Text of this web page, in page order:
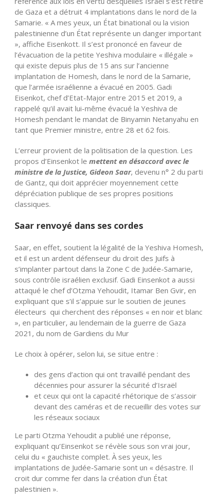
de Gaza et a détruit 4 implantations dans le nord de la
Samarie. « A mes yeux, un État binational ou la vision
palestinienne d’un État représente un danger important
», affiche Eisenkott. Il s’est prononcé en faveur de
l’évacuation de la petite Yeshiva modulaire « illégale »
qui existe depuis plus de 15 ans sur l’ancienne
implantation de Homesh, dans le nord de la Samarie,
que l’armée israélienne a évacué en 2005. Gadi
Eisenkot, chef d’Etat-Major entre 2015 et 2019, a
rappelé qu’il avait lui-même évacué la Yeshiva de
Homesh pendant le mandat de Binyamin Netanyahu en
tant que Premier ministre, entre 28 et 62 fois.
L’erreur provient de la politisation de la question. Les
propos d’Einsenkot le mettent en désaccord avec le
ministre de la Justice, Gideon Saar, devenu n° 2 du parti
de Gantz, qui doit apprécier moyennement cette
dépréciation publique de ses propres positions
classiques.
Saar renvoyé dans ses cordes
Saar, en effet, soutient la légalité de la Yeshiva Homesh,
et il est un ardent défenseur du droit des Juifs à
s’implanter partout dans la Zone C de Judée-Samarie,
sous contrôle israélien exclusif. Gadi Einsenkot a aussi
attaqué le chef d’Otzma Yehoudit, Itamar Ben Gvir, en
expliquant que s’il s’appuie sur le soutien de jeunes
électeurs qui cherchent des réponses « en noir et blanc
», en particulier, au lendemain de la guerre de Gaza
2021, du nom de Gardiens du Mur
Le choix à opérer, selon lui, se situe entre :
des gens d’action qui ont travaillé pendant des
décennies pour assurer la sécurité d’Israël
et ceux qui ont la capacité rhétorique de s’assoir
devant des caméras et de recueillir des votes sur
les réseaux sociaux
Le parti Otzma Yehoudit a publié une réponse,
expliquant qu’Einsenkot se révèle sous son vrai jour,
celui du « gauchiste complet. À ses yeux, les
implantations de Judée-Samarie sont un « désastre. Il
croit dur comme fer dans la création d’un État
palestinien ».